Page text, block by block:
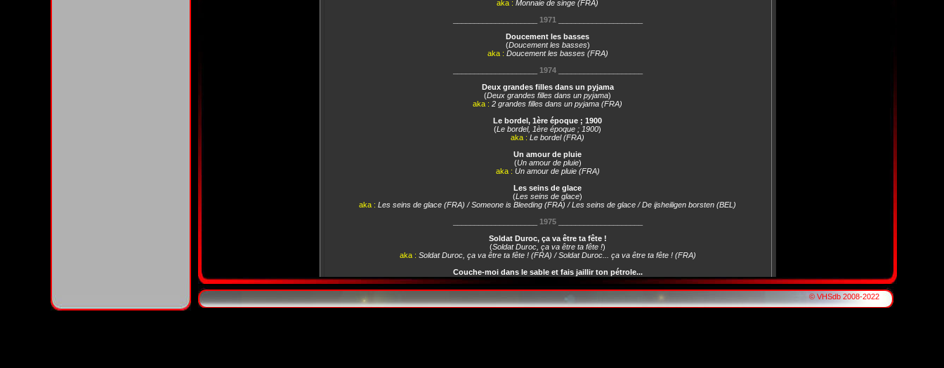
aka : Monnaie de singe (FRA)
1971
Doucement les basses
(Doucement les basses)
aka : Doucement les basses (FRA)
1974____________________
Deux grandes filles dans un pyjama
(Deux grandes filles dans un pyjama)
aka : 2 grandes filles dans un pyjama (FRA)
Le bordel, 1ère époque ; 1900
(Le bordel, 1ère époque ; 1900)
aka : Le bordel (FRA)
Un amour de pluie
(Un amour de pluie)
aka : Un amour de pluie (FRA)
Les seins de glace
(Les seins de glace)
aka : Les seins de glace (FRA) / Someone is Bleeding (FRA) / Les seins de glace / De ijsheiligen borsten (BEL)
1975____________________
Soldat Duroc, ça va être ta fête !
(Soldat Duroc, ça va être ta fête !)
aka : Soldat Duroc, ça va être ta fête ! (FRA) / Soldat Duroc... ça va être ta fête ! (FRA)
Couche-moi dans le sable et fais jaillir ton pétrole...
(Couche-moi dans le sable et fais jaillir ton pétrole...)
aka :Couche-moi dans le sable et fais jaillir ton pétrole (FRA)
Ce cher Victor
© VHSdb 2008-2022